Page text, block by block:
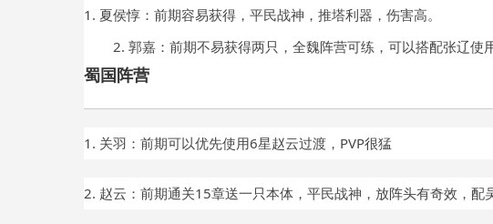
1. 夏侯惇：前期容易获得，平民战神，推塔利器，伤害高。
2. 郭嘉：前期不易获得两只，全魏阵营可练 ，可以搭配张辽使
蜀国阵营
1. 关羽：前期可以优先使用6星赵云过渡，PVP很猛
2. 赵云：前期通关15章送一只本体，平民战神，放阵头有奇效，